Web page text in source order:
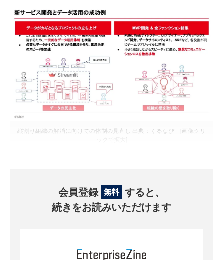
縦割り組織の解消に向けての体制の見直し 出典：ぐるなび [画像クリ
会員登録 無料 すると、
続きをお読みいただけます